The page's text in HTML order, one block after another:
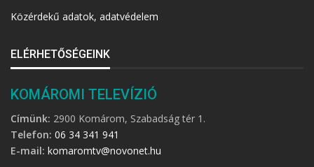
Közérdekű adatok, adatvédelem
ELÉRHETŐSÉGEINK
KOMÁROMI TELEVÍZIÓ
Címünk: 2900 Komárom, Szabadság tér 1.
Telefon: 06 34 341 941
E-mail: komaromtv@novonet.hu